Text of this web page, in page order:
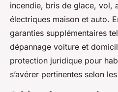
incendie, bris de glace, vol,
électriques maison et auto.
garanties supplémentaires
dépannage voiture et
protection juridique pour
s’avérer pertinentes selon